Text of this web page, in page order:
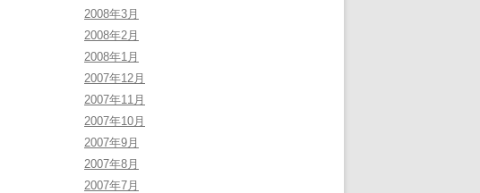
2008年3月
2008年2月
2008年1月
2007年12月
2007年11月
2007年10月
2007年9月
2007年8月
2007年7月